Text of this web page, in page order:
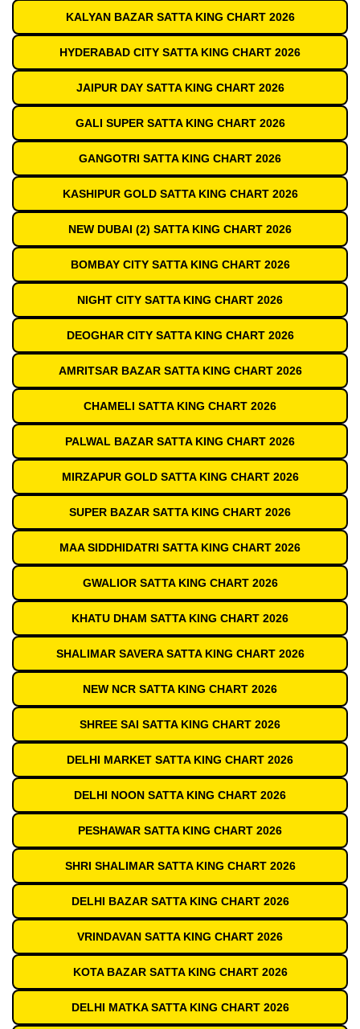
KALYAN BAZAR SATTA KING CHART 2026
HYDERABAD CITY SATTA KING CHART 2026
JAIPUR DAY SATTA KING CHART 2026
GALI SUPER SATTA KING CHART 2026
GANGOTRI SATTA KING CHART 2026
KASHIPUR GOLD SATTA KING CHART 2026
NEW DUBAI (2) SATTA KING CHART 2026
BOMBAY CITY SATTA KING CHART 2026
NIGHT CITY SATTA KING CHART 2026
DEOGHAR CITY SATTA KING CHART 2026
AMRITSAR BAZAR SATTA KING CHART 2026
CHAMELI SATTA KING CHART 2026
PALWAL BAZAR SATTA KING CHART 2026
MIRZAPUR GOLD SATTA KING CHART 2026
SUPER BAZAR SATTA KING CHART 2026
MAA SIDDHIDATRI SATTA KING CHART 2026
GWALIOR SATTA KING CHART 2026
KHATU DHAM SATTA KING CHART 2026
SHALIMAR SAVERA SATTA KING CHART 2026
NEW NCR SATTA KING CHART 2026
SHREE SAI SATTA KING CHART 2026
DELHI MARKET SATTA KING CHART 2026
DELHI NOON SATTA KING CHART 2026
PESHAWAR SATTA KING CHART 2026
SHRI SHALIMAR SATTA KING CHART 2026
DELHI BAZAR SATTA KING CHART 2026
VRINDAVAN SATTA KING CHART 2026
KOTA BAZAR SATTA KING CHART 2026
DELHI MATKA SATTA KING CHART 2026